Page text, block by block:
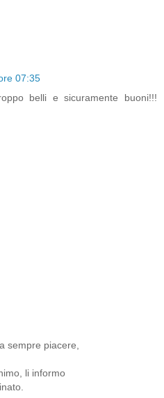
07:35
belli e sicuramente buoni!!!
sempre piacere,
li informo